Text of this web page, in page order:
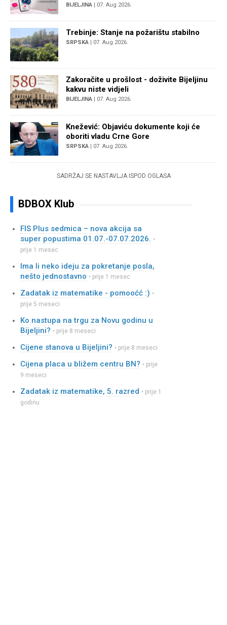
BIJELJINA | 07. Aug 2026.
Trebinje: Stanje na požarištu stabilno
SRPSKA | 07. Aug 2026.
Zakoračite u prošlost - doživite Bijeljinu
kakvu niste vidjeli
BIJELJINA | 07. Aug 2026.
Knežević: Objaviću dokumente koji će
oboriti vladu Crne Gore
SRPSKA | 07. Aug 2026.
SADRŽAJ SE NASTAVLJA ISPOD OGLASA
BDBOX Klub
FIS Plus sedmica – nova akcija sa
super popustima 01.07.-07.07.2026. •
prije 1 mesec
Ima li neko ideju za pokretanje posla,
nešto jednostavno • prije 1 mesec
Zadatak iz matematike - pomooćć :) •
prije 5 meseci
Ko nastupa na trgu za Novu godinu u
Bijeljini? • prije 8 meseci
Cijene stanova u Bijeljini? • prije 8 meseci
Cijena placa u bližem centru BN? • prije
9 meseci
Zadatak iz matematike, 5. razred • prije 1
godinu